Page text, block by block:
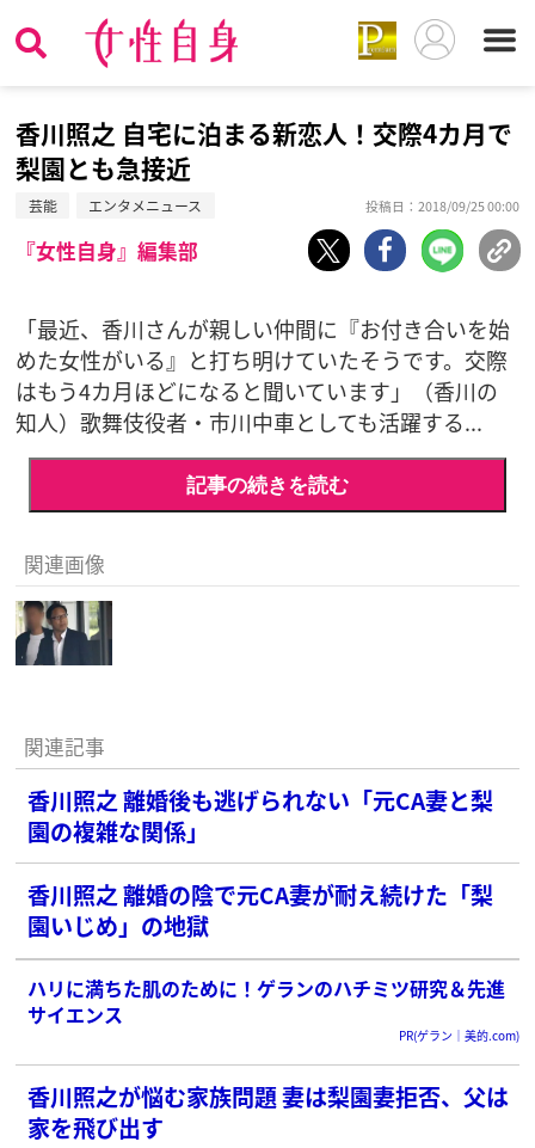
香川照之 自宅に泊まる新恋人！交際4カ月で
梨園とも急接近
芸能 エンタメニュース 投稿日：2018/09/25 00:00
『女性自身』編集部
「最近、香川さんが親しい仲間に『お付き合いを始
めた女性がいる』と打ち明けていたそうです。交際
はもう4カ月ほどになると聞いています」（香川の
知人）歌舞伎役者・市川中車としても活躍する...
記事の続きを読む
関連画像
関連記事
香川照之 離婚後も逃げられない「元CA妻と梨
園の複雑な関係」
香川照之 離婚の陰で元CA妻が耐え続けた「梨
園いじめ」の地獄
ハリに満ちた肌のために！ゲランのハチミツ研究＆先進
サイエンス
PR(ゲラン｜美的.com)
香川照之が悩む家族問題 妻は梨園妻拒否、父は
家を飛び出す